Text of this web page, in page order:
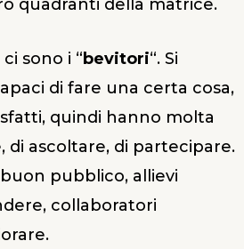
quadranti della matrice.
sono i “bevitori“. Si
di fare una certa cosa,
quindi hanno molta
di ascoltare, di partecipare.
pubblico, allievi
collaboratori